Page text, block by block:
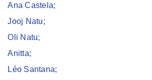
Ana Castela;
Jooj Natu;
Oli Natu;
Anitta;
Léo Santana;